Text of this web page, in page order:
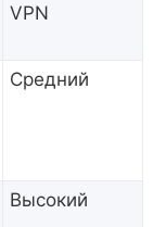
VPN
Средний
Высокий